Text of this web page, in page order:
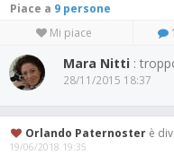
Piace a
9 persone
Mi piace
Mara Nitti :
28/11/2015 18:37
Orlando Paternoster è
19/06/2018 19:35